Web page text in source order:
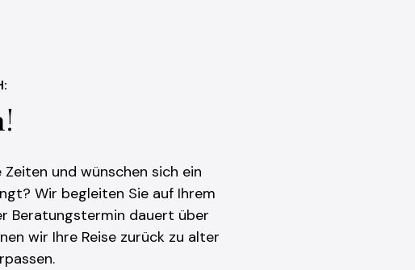
und wünschen sich ein
Wir begleiten Sie auf Ihrem
Beratungstermin dauert über
wir Ihre Reise zurück zu alter